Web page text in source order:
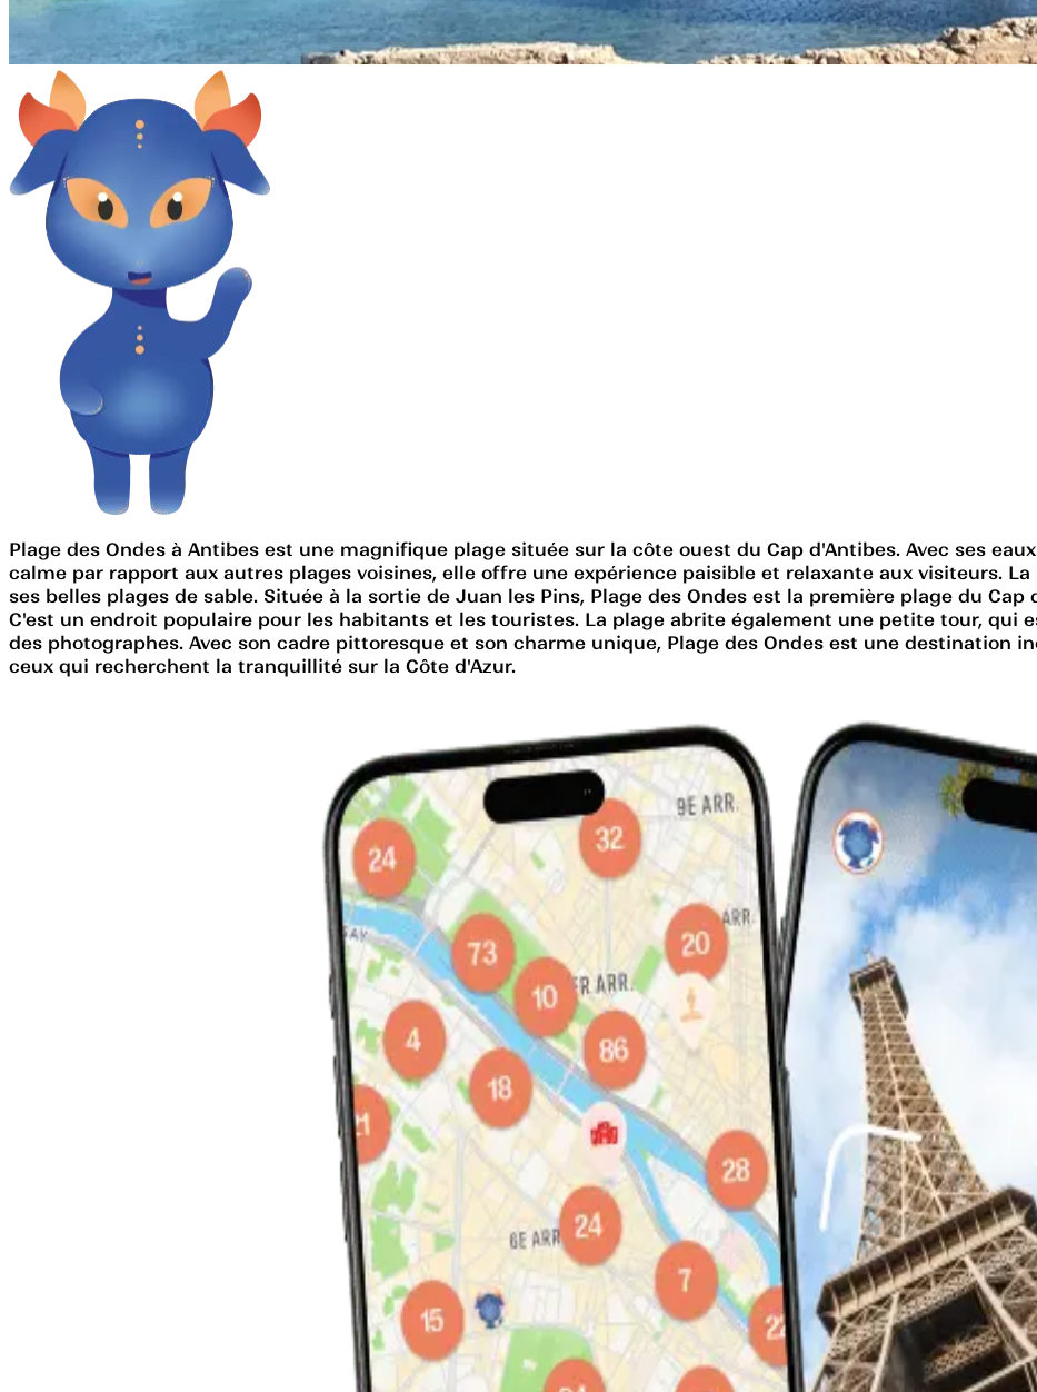
Plage des Ondes à Antibes est une magnifique plage située sur la côte ouest du Cap d'Antibes. Avec ses
calme par rapport aux autres plages voisines, elle offre une expérience paisible et relaxante aux visiteurs.
ses belles plages de sable. Située à la sortie de Juan les Pins, Plage des Ondes est la première plage du
C'est un endroit populaire pour les habitants et les touristes. La plage abrite également une petite tour, qui
des photographes. Avec son cadre pittoresque et son charme unique, Plage des Ondes est une destination
ceux qui recherchent la tranquillité sur la Côte d'Azur.